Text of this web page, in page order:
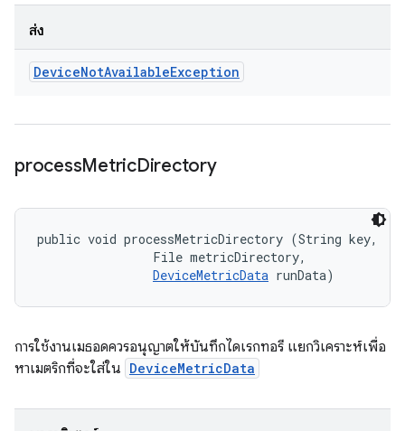
ส่ง
DeviceNotAvailableException
processMetricDirectory
public void processMetricDirectory (String key,
                File metricDirectory,
DeviceMetricData runData)
การใช้งานเมธอดควรอนุญาตให้บันทึกไดเรกทอรี แยกวิเคราะห์เพื่อ
หาเมตริกที่จะใส่ใน DeviceMetricData